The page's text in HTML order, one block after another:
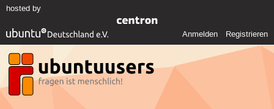
hosted by
Anmelden Registrieren